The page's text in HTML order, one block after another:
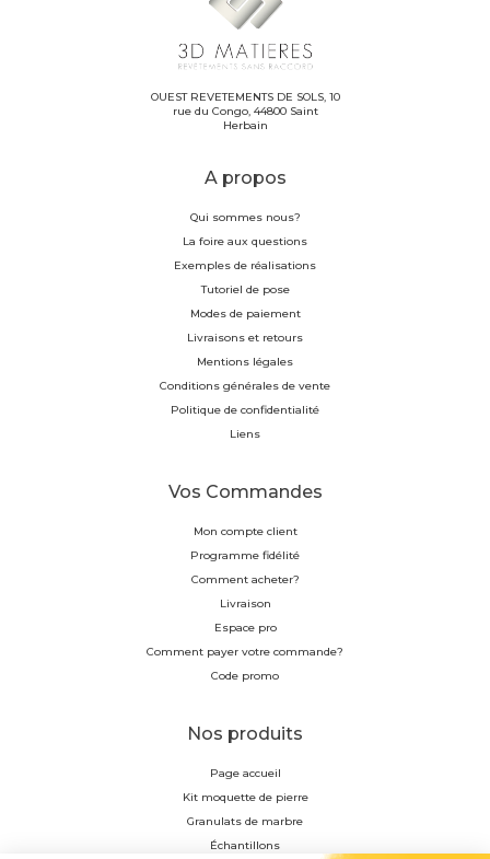
OUEST REVETEMENTS DE SOLS, 10
rue du Congo, 44800 Saint
Herbain
A propos
Qui sommes nous?
La foire aux questions
Exemples de réalisations
Tutoriel de pose
Modes de paiement
Livraisons et retours
Mentions légales
Conditions générales de vente
Politique de confidentialité
Liens
Vos Commandes
Mon compte client
Programme fidélité
Comment acheter?
Livraison
Espace pro
Comment payer votre commande?
Code promo
Nos produits
Page accueil
Kit moquette de pierre
Granulats de marbre
Échantillons